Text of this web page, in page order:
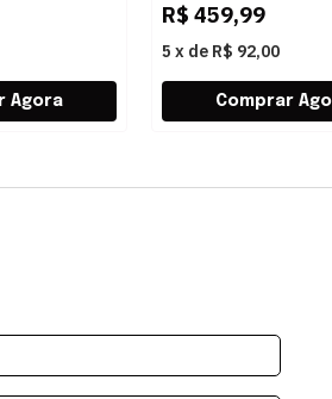
R$ 459,99
5 x de R$ 92,00